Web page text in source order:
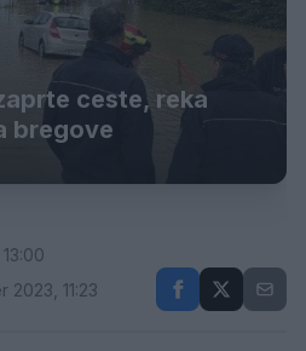
ceste, reka
bregove
2023, 11:23